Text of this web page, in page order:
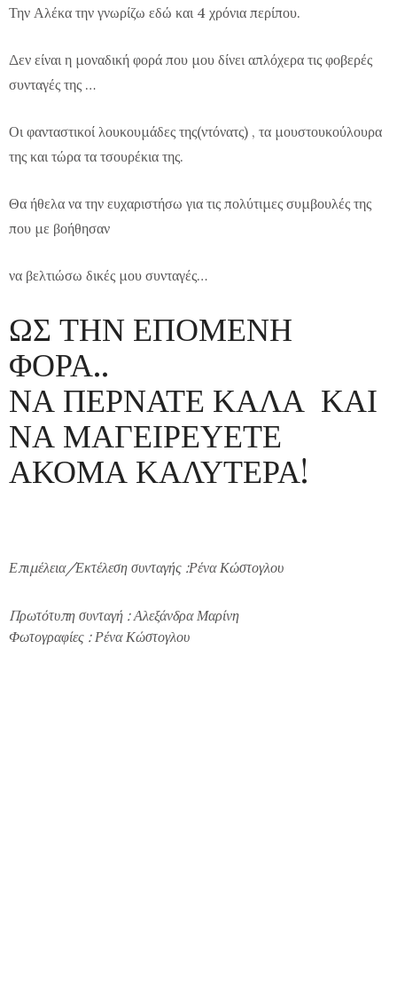
Την Αλέκα την γνωρίζω εδώ και 4 χρόνια περίπου.
Δεν είναι η μοναδική φορά που μου δίνει απλόχερα τις φοβερές
συνταγές της …
Οι φανταστικοί λουκουμάδες της(ντόνατς) , τα μουστουκούλουρα
της και τώρα τα τσουρέκια της.
Θα ήθελα να την ευχαριστήσω για τις πολύτιμες συμβουλές της
που με βοήθησαν
να βελτιώσω δικές μου συνταγές…
ΩΣ ΤΗΝ ΕΠΟΜΕΝΗ
ΦΟΡΑ..
ΝΑ ΠΕΡΝΑΤΕ ΚΑΛΑ ΚΑΙ
ΝΑ ΜΑΓΕΙΡΕΥΕΤΕ
ΑΚΟΜΑ ΚΑΛΥΤΕΡΑ!
Επιμέλεια/Εκτέλεση συνταγής :Ρένα Κώστογλου
Πρωτότυπη συνταγή : Αλεξάνδρα Μαρίνη
Φωτογραφίες :Ρένα Κώστογλου